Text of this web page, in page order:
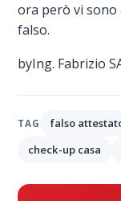
ora però vi sono
falso.
byIng. Fabrizio
TAG falso
check-up casa